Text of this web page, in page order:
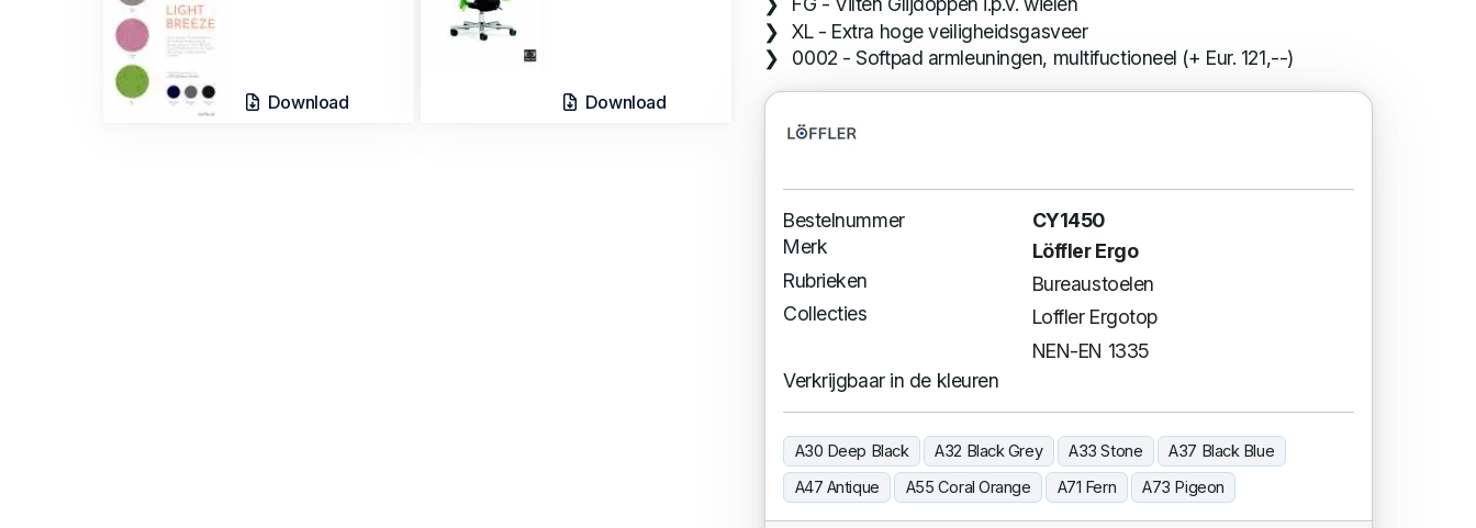
Download Download
XL - Extra hoge veiligheidsgasveer
0002 - Softpad armleuningen, multifuctioneel (+ Eur. 121,--)
Bestelnummer
CY1450
Merk
Löffler Ergo
Rubrieken
Bureaustoelen
Collecties
Loffler Ergotop
NEN-EN 1335
Verkrijgbaar in de kleuren
A30 Deep Black A32 Black Grey A33 Stone
A37 Black Blue
A47 Antique
A55 Coral Orange A71 Fern A73 Pigeon